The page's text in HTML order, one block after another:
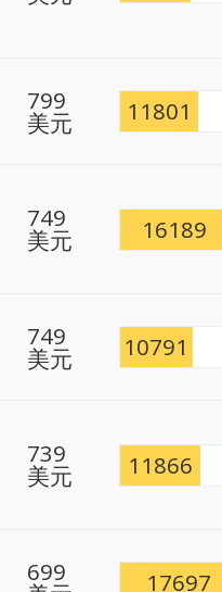
799
美元 11801
749
美元 16189
749
美元 10791
739
美元 11866
699 17697